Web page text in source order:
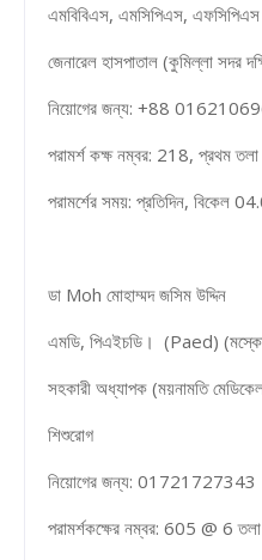
এমবিবিএস, এমসিপিএস,
জেনারেল হাসপাতাল (কুমিল্লা সদর
নিয়োগের জন্য: +88
পরামর্শ কক্ষ নম্বর: 218, প্রথম তলা
পরামর্শের সময়: প্রতিদিন,
ডা Moh মোহাম্মদ জসিম উদ্দিন
এমডি, পিএইচডি। (Paed) (মস্কো)
সহকারী অধ্যাপক (ময়নামতি
শিশুরোগ
নিয়োগের জন্য: 01721727343
পরামর্শকক্ষের নম্বর: 605 @ 6 তলা